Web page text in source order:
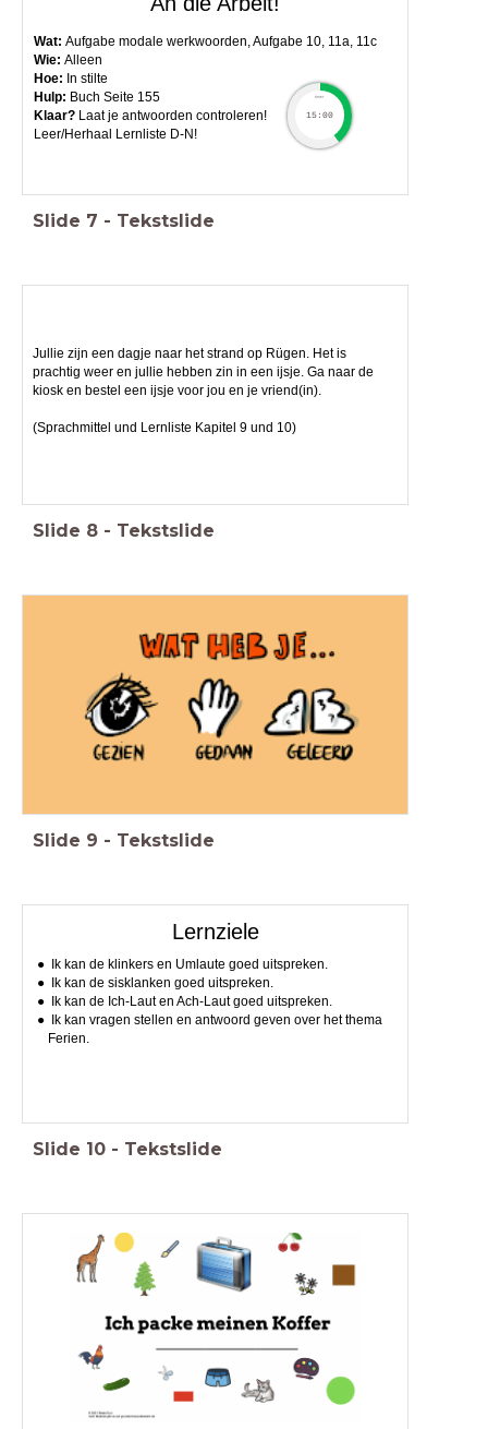
Wat: Aufgabe modale werkwoorden, Aufgabe 10, 11a, 11c
Wie: Alleen
Hoe: In stilte
Hulp: Buch Seite 155
Klaar?Laat je antwoorden controleren!
Leer/Herhaal Lernliste D-N!
timer
15:00
Slide 7 - Tekstslide
Jullie zijn een dagje naar het strand op Rügen. Het is
prachtig weer en jullie hebben zin in een ijsje. Ga naar de
kiosk en bestel een ijsje voor jou en je vriend(in).
(Sprachmittel und Lernliste Kapitel 9 und 10)
Slide 8 - Tekstslide
Slide 9 - Tekstslide
Lernziele
Ik kan de klinkers en Umlaute goed uitspreken.
Ik kan de sisklanken goed uitspreken.
Ik kan de Ich-Laut en Ach-Laut goed uitspreken.
Ik kan vragen stellen en antwoord geven over het thema
Ferien.
Slide 10 - Tekstslide